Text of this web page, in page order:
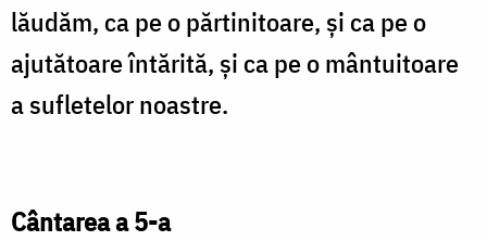
lăudăm, ca pe o părtinitoare, şi ca pe o
ajutătoare întărită, şi ca pe o mântuitoare
a sufletelor noastre.
Cântarea a 5-a